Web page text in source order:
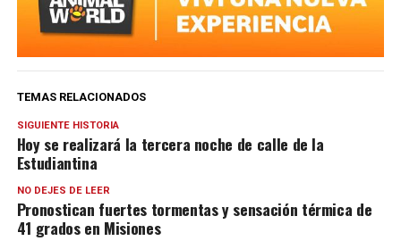
TEMAS RELACIONADOS
SIGUIENTE HISTORIA
Hoy se realizará la tercera noche de calle de la
Estudiantina
NO DEJES DE LEER
Pronostican fuertes tormentas y sensación térmica de
41 grados en Misiones